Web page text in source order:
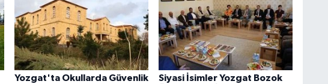
Yozgat'ta Okullarda Güvenlik
Siyasi İsimler Yozgat Bozok